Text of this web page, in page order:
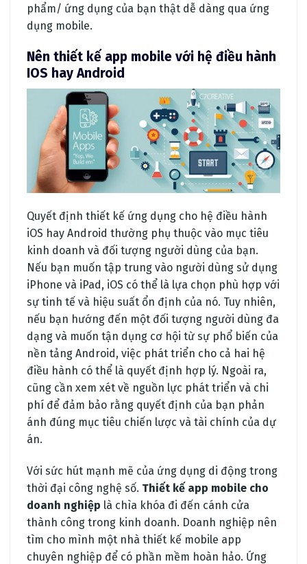
phẩm/ ứng dụng của bạn thật dễ dàng qua ứng
dụng mobile.
Nên thiết kế app mobile với hệ điều hành
IOS hay Android
Quyết định thiết kế ứng dụng cho hệ điều hành
iOS hay Android thường phụ thuộc vào mục tiêu
kinh doanh và đối tượng người dùng của bạn.
Nếu bạn muốn tập trung vào người dùng sử dụng
iPhone và iPad, iOS có thể là lựa chọn phù hợp với
sự tinh tế và hiệu suất ổn định của nó. Tuy nhiên,
nếu bạn hướng đến một đối tượng người dùng đa
dạng và muốn tận dụng cơ hội từ sự phổ biến của
nền tảng Android, việc phát triển cho cả hai hệ
điều hành có thể là quyết định hợp lý. Ngoài ra,
cũng cần xem xét về nguồn lực phát triển và chi
phí để đảm bảo rằng quyết định của bạn phản
ánh đúng mục tiêu chiến lược và tài chính của dự
án.
Với sức hút mạnh mẽ của ứng dụng di động trong
thời đại công nghệ số. Thiết kế app mobile cho
doanh nghiệp là chìa khóa đi đến cánh cửa
thành công trong kinh doanh. Doanh nghiệp nên
tìm cho mình một nhà thiết kế mobile app
chuyên nghiệp để có phần mềm hoàn hảo. Ứng